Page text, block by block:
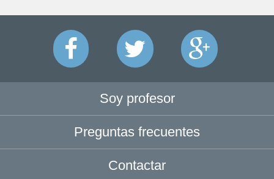
Soy profesor
Preguntas frecuentes
Contactar